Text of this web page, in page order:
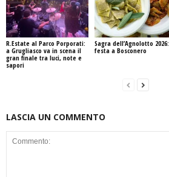
R.Estate al Parco Porporati:
a Grugliasco va in scena il
gran finale tra luci, note e
sapori
Sagra dell’Agnolotto 2026:
festa a Bosconero
LASCIA UN COMMENTO